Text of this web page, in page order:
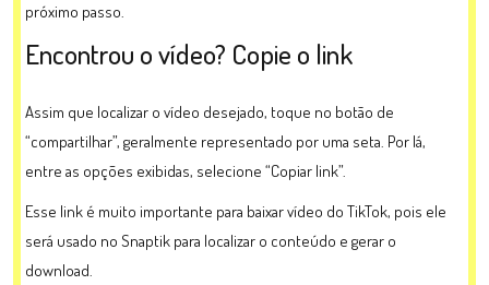
próximo passo.
Encontrou o vídeo? Copie o link
Assim que localizar o vídeo desejado, toque no botão de
“compartilhar”, geralmente representado por uma seta. Por lá,
entre as opções exibidas, selecione “Copiar link”.
Esse link é muito importante para baixar vídeo do TikTok, pois ele
será usado no Snaptik para localizar o conteúdo e gerar o
download.